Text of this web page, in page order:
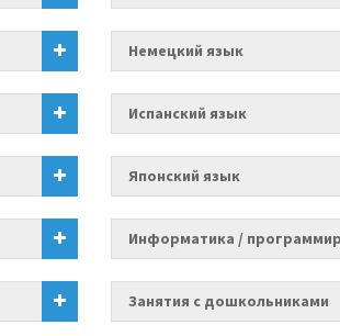
Немецкий язык
Испанский язык
Японский язык
Информатика /
Занятия с дошкольниками